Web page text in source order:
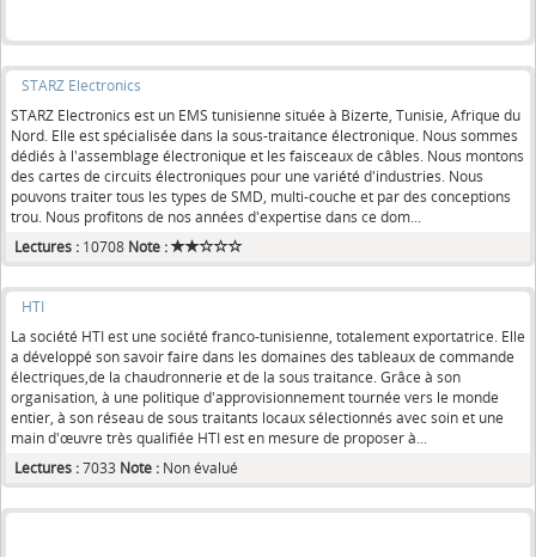
STARZ Electronics
STARZ Electronics est un EMS tunisienne située à Bizerte, Tunisie, Afrique du
Nord. Elle est spécialisée dans la sous-traitance électronique. Nous sommes
dédiés à l'assemblage électronique et les faisceaux de câbles. Nous montons
des cartes de circuits électroniques pour une variété d'industries. Nous
pouvons traiter tous les types de SMD, multi-couche et par des conceptions
trou. Nous profitons de nos années d'expertise dans ce dom...
Lectures : 10708 Note :
HTI
La société HTI est une société franco-tunisienne, totalement exportatrice. Elle
a développé son savoir faire dans les domaines des tableaux de commande
électriques,de la chaudronnerie et de la sous traitance. Grâce à son
organisation, à une politique d'approvisionnement tournée vers le monde
entier, à son réseau de sous traitants locaux sélectionnés avec soin et une
main d'œuvre très qualifiée HTI est en mesure de proposer à...
Lectures :7033 Note : Non évalué